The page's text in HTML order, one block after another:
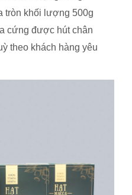
tròn khối lượng 500g
cứng được hút chân
theo khách hàng yêu